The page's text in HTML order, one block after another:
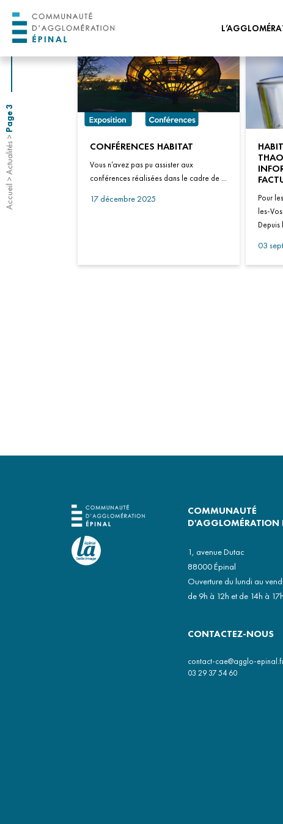
ORGANISATION
ORGANISATION
ADMINISTRATIVE
PROJET DE
TRANSITION
ÉNERGÉTIQUE
CONSEIL DE
CONSEIL DES JEUNES
L’AGGLOMÉRATION
NOS OFFRES
Accueil
>
Actualités
>
Page 3
CONFÉRENCES HABITAT
Vous n’avez pas pu assister aux
conférences réalisées dans le cadre de ...
17 décembre 2025
Pour
les-
Depuis
03
COMMUNAUTÉ
D'AGGLOMÉRATION
1, avenue Dutac
88000 Épinal
Ouverture du lundi au
de 9h à 12h et de 14h à 17h
CONTACTEZ-NOUS
contact-cae@agglo-
03 29 37 54 60